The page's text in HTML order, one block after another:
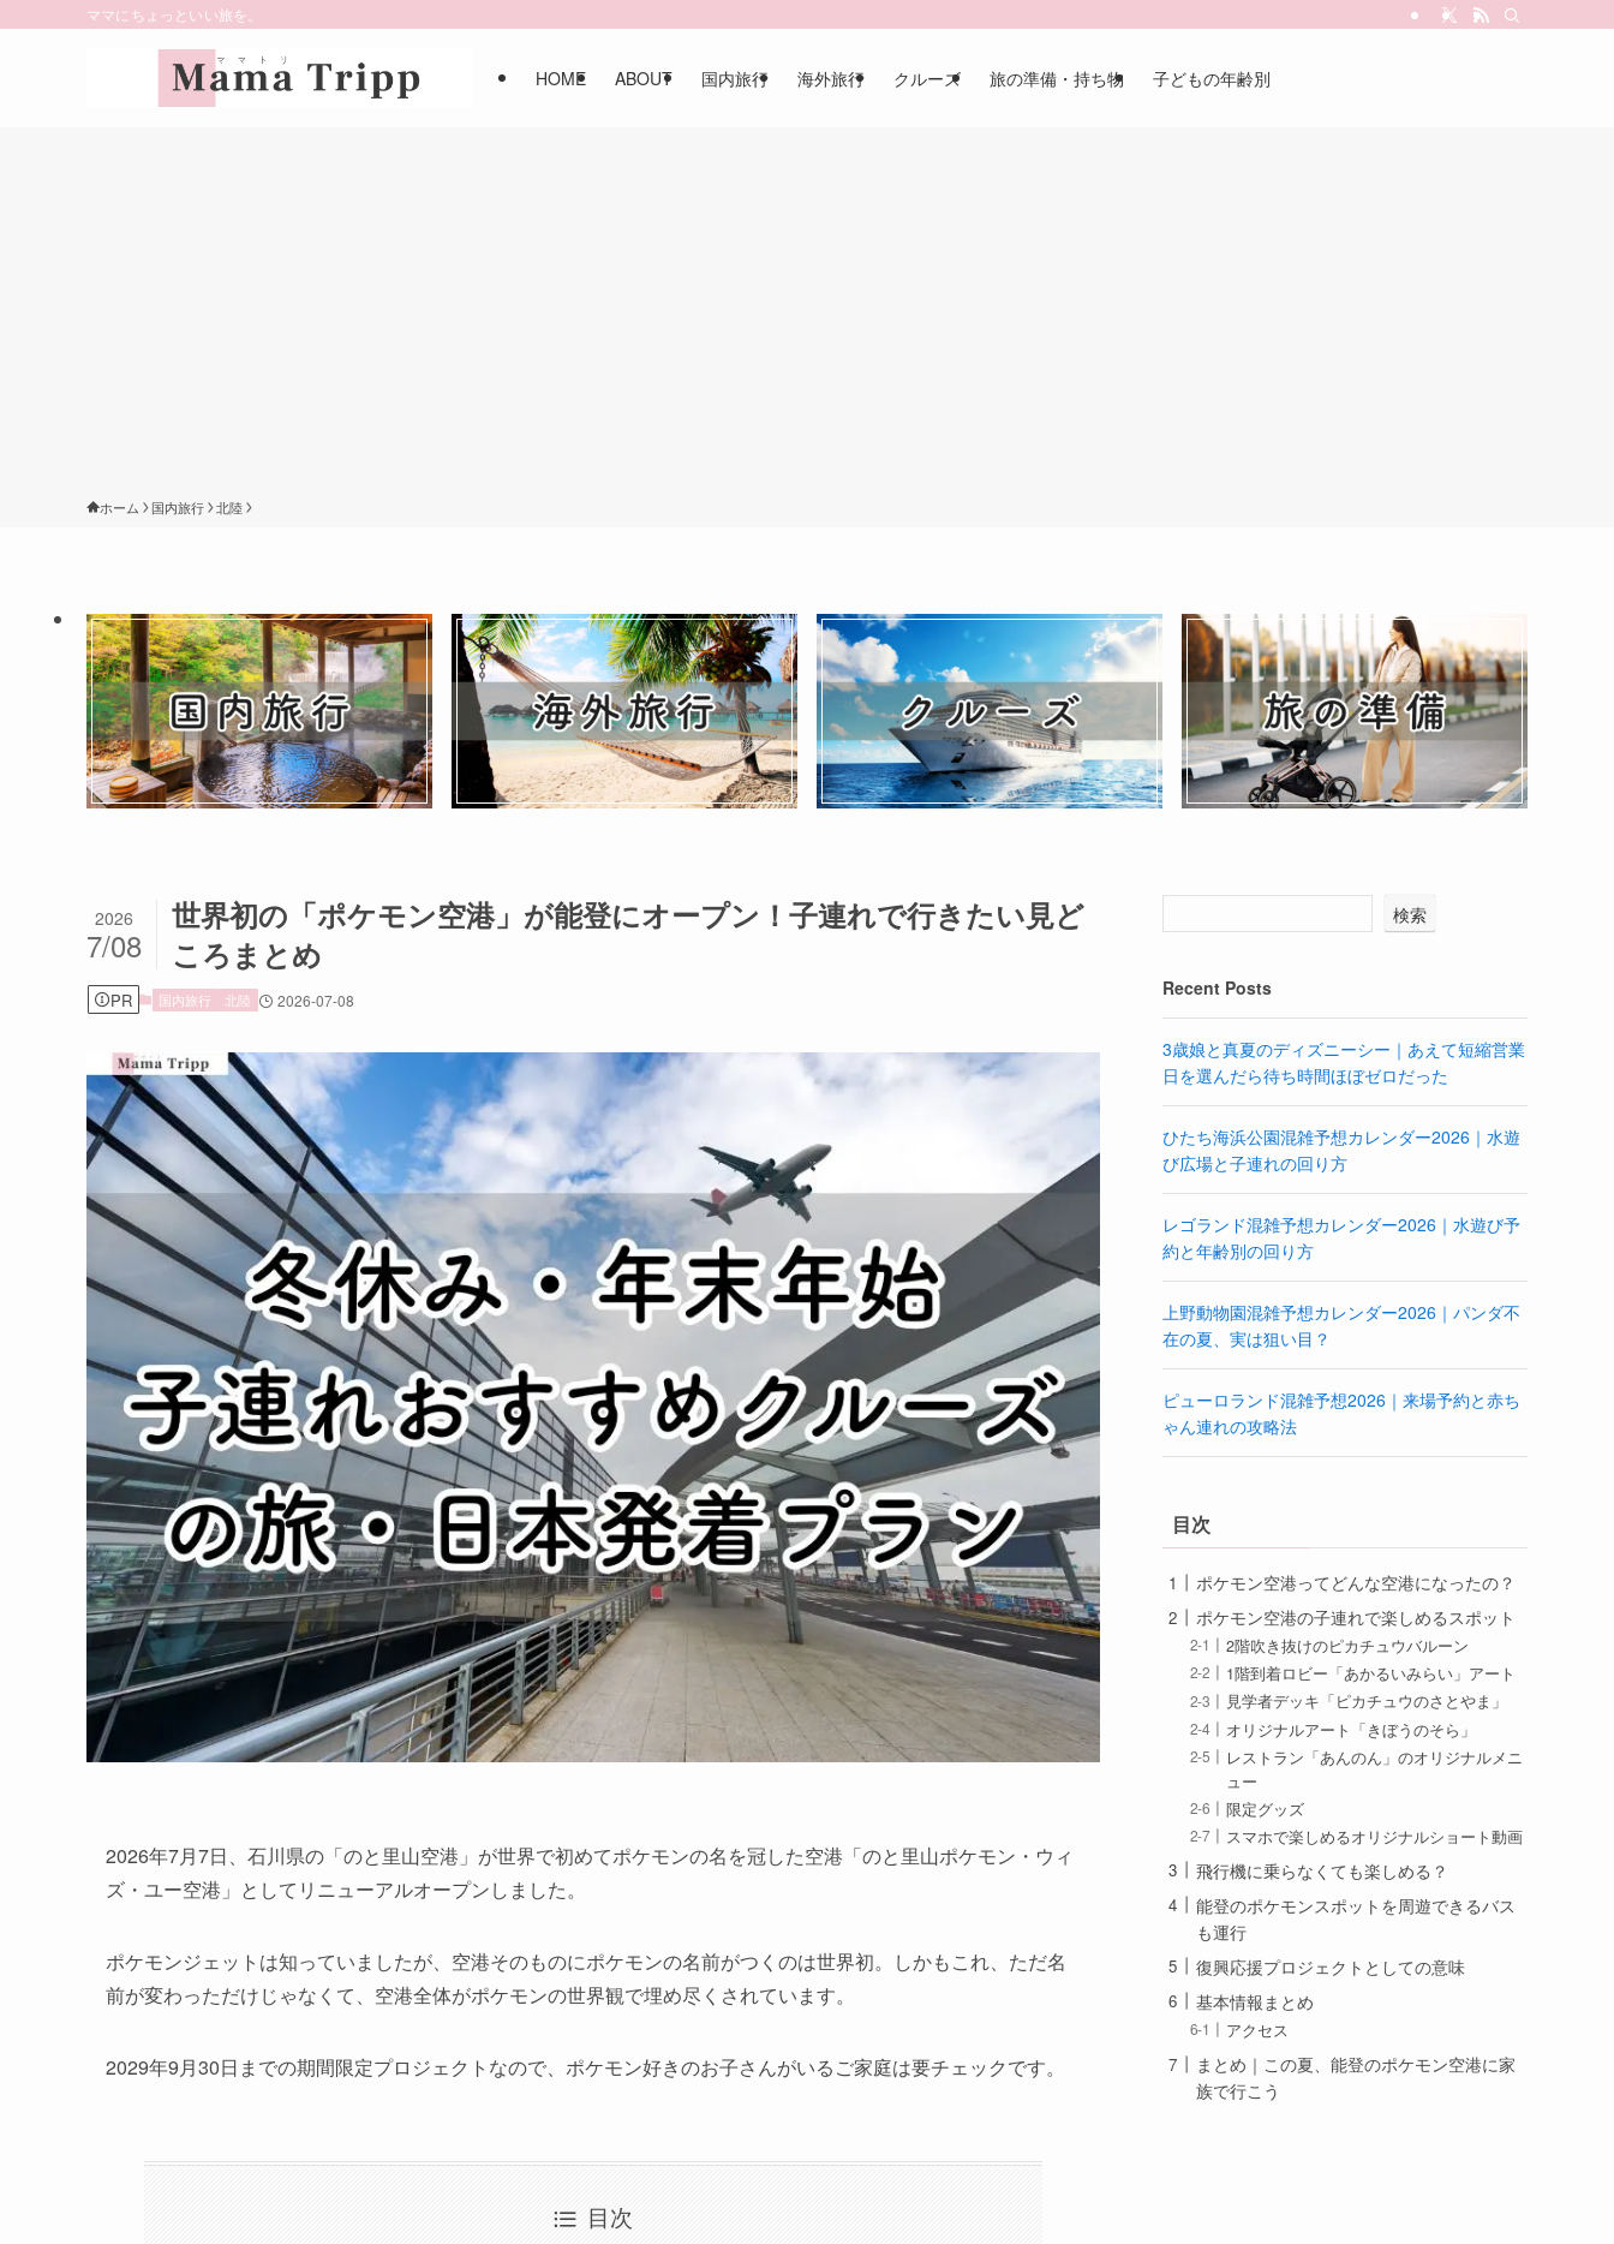
ママにちょっといい旅を。
HOME ABOUT 国内旅行 海外旅行 クルーズ 旅の準備・持ち物 子どもの年齢別
ホーム 国内旅行 北陸
世界初の「ポケモン空港」が能登にオープン！子連れで行きたい見ど
ころまとめ
2026
7/08
PR 国内旅行 北陸 2026-07-08
2026年7月7日、石川県の「のと里山空港」が世界で初めてポケモンの名を冠した空港「のと里山ポケモン・ウィ
ズ・ユー空港」としてリニューアルオープンしました。
ポケモンジェットは知っていましたが、空港そのものにポケモンの名前がつくのは世界初。しかもこれ、ただ名
前が変わっただけじゃなくて、空港全体がポケモンの世界観で埋め尽くされています。
2029年9月30日までの期間限定プロジェクトなので、ポケモン好きのお子さんがいるご家庭は要チェックです。
目次
検索
Recent Posts
3歳娘と真夏のディズニーシー｜あえて短縮営業
日を選んだら待ち時間ほぼゼロだった
ひたち海浜公園混雑予想カレンダー2026｜水遊
び広場と子連れの回り方
レゴランド混雑予想カレンダー2026｜水遊び予
約と年齢別の回り方
上野動物園混雑予想カレンダー2026｜パンダ不
在の夏、実は狙い目？
ピューロランド混雑予想2026｜来場予約と赤ち
ゃん連れの攻略法
目次
ポケモン空港ってどんな空港になったの？
ポケモン空港の子連れで楽しめるスポット
2階吹き抜けのピカチュウバルーン
1階到着ロビー「あかるいみらい」アート
見学者デッキ「ピカチュウのさとやま」
オリジナルアート「きぼうのそら」
レストラン「あんのん」のオリジナルメニ
ュー
限定グッズ
スマホで楽しめるオリジナルショート動画
飛行機に乗らなくても楽しめる？
能登のポケモンスポットを周遊できるバス
も運行
復興応援プロジェクトとしての意味
基本情報まとめ
アクセス
まとめ｜この夏、能登のポケモン空港に家
族で行こう